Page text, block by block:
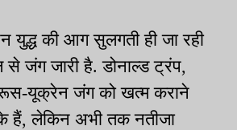
की आग सुलगती ही जा रही
से जंग जारी है. डोनाल्ड ट्रंप,
रूस-यूक्रेन जंग को खत्म कराने
हैं, लेकिन अभी तक नतीजा